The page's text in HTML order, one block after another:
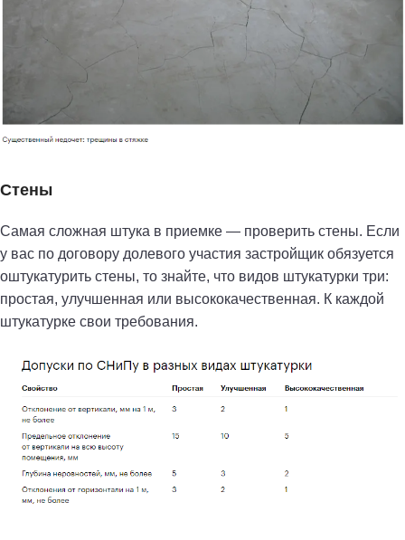
Стены
Самая сложная штука в приемке — проверить стены. Если
у вас по договору долевого участия застройщик обязуется
оштукатурить стены, то знайте, что видов штукатурки три:
простая, улучшенная или высококачественная. К каждой
штукатурке свои требования.